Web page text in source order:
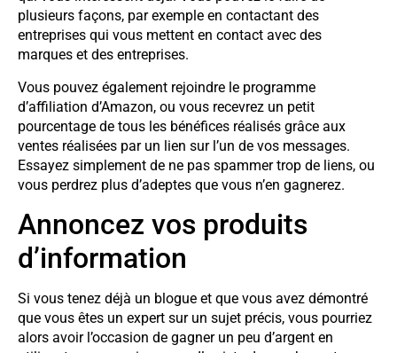
plusieurs façons, par exemple en contactant des
entreprises qui vous mettent en contact avec des
marques et des entreprises.
Vous pouvez également rejoindre le programme
d’affiliation d’Amazon, ou vous recevrez un petit
pourcentage de tous les bénéfices réalisés grâce aux
ventes réalisées par un lien sur l’un de vos messages.
Essayez simplement de ne pas spammer trop de liens, ou
vous perdrez plus d’adeptes que vous n’en gagnerez.
Annoncez vos produits
d’information
Si vous tenez déjà un blogue et que vous avez démontré
que vous êtes un expert sur un sujet précis, vous pourriez
alors avoir l’occasion de gagner un peu d’argent en